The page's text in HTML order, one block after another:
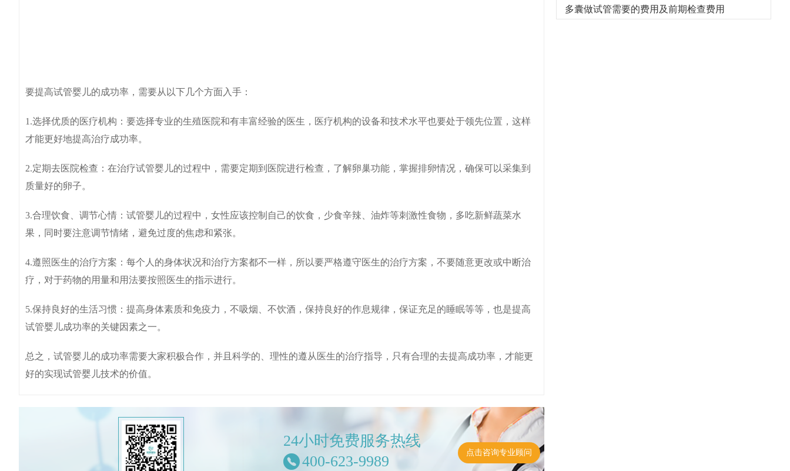
要提高试管婴儿的成功率，需要从以下几个方面入手：
1.选择优质的医疗机构：要选择专业的生殖医院和有丰富经验的医生，医疗机构的设备和技术水平也要处于领先位置，这样
才能更好地提高治疗成功率。
2.定期去医院检查：在治疗试管婴儿的过程中，需要定期到医院进行检查，了解卵巢功能，掌握排卵情况，确保可以采集到
质量好的卵子。
3.合理饮食、调节心情：试管婴儿的过程中，女性应该控制自己的饮食，少食辛辣、油炸等刺激性食物，多吃新鲜蔬菜水
果，同时要注意调节情绪，避免过度的焦虑和紧张。
4.遵照医生的治疗方案：每个人的身体状况和治疗方案都不一样，所以要严格遵守医生的治疗方案，不要随意更改或中断治
疗，对于药物的用量和用法要按照医生的指示进行。
5.保持良好的生活习惯：提高身体素质和免疫力，不吸烟、不饮酒，保持良好的作息规律，保证充足的睡眠等等，也是提高
试管婴儿成功率的关键因素之一。
总之，试管婴儿的成功率需要大家积极合作，并且科学的、理性的遵从医生的治疗指导，只有合理的去提高成功率，才能更
好的实现试管婴儿技术的价值。
24小时免费服务热线
400-623-9989
点击咨询专业顾问
伤，使基底层受损，造成宫
腔内形成粘连，宫腔形态异
题，你想知道的都在
多囊做试管需要的费用及前期检查费用